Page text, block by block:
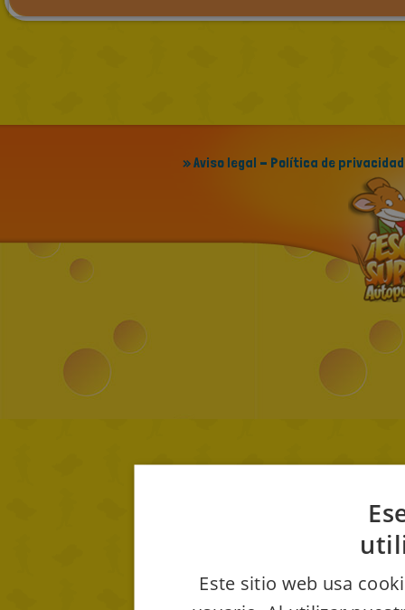
» Aviso legal - Política de privacidad
Este sitio web usa